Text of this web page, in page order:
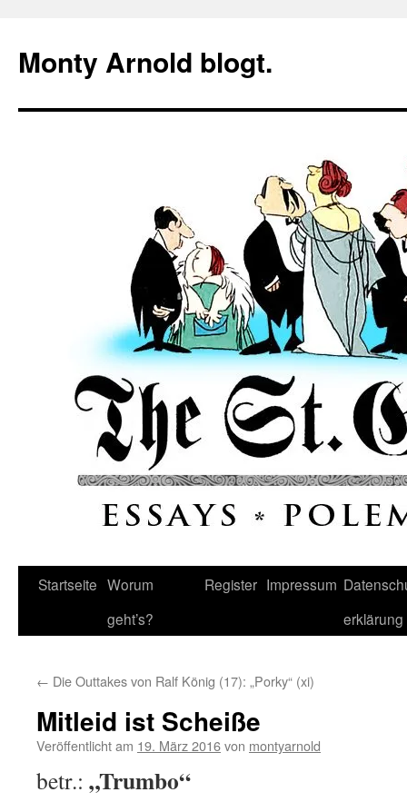
springen
Monty Arnold blogt.
Startseite Worum
geht’s?
Register Impressum
erklärung
← Die Outtakes von Ralf König (17): „Porky“ (xi)
Mitleid ist Scheiße
Veröffentlicht am 19. März 2016von montyarnold
betr.: „Trumbo“